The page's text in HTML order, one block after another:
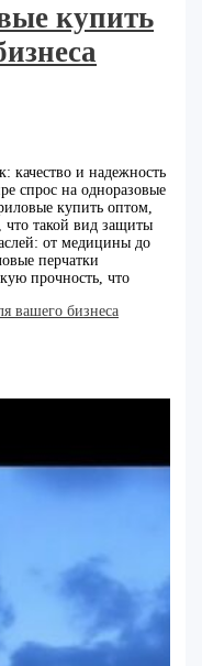
купить
качество и надежность
спрос на одноразовые
купить оптом,
что такой вид защиты
от медицины до
перчатки
прочность, что
вашего бизнеса